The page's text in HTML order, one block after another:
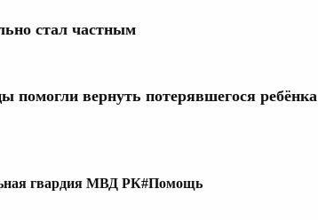
стал частным
помогли вернуть потерявшегося ребёнка
гвардия МВД РК#Помощь